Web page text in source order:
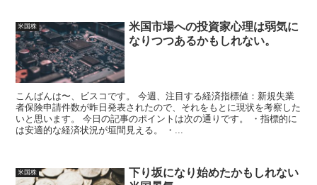
米国株
米国市場への投資家心理は弱気に
なりつつあるかもしれない。
こんばんは〜、ビスコです。 今週、注目する経済指標値：新規失業
者保険申請件数が昨日発表されたので、それをもとに現状を考察した
いと思います。 今日の記事のポイントは次の通りです。 ・指標的に
は安適的な経済状況が垣間見える。 ・...
米国株
下り坂になり始めたかもしれない